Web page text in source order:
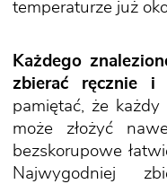
temperaturze już
Każdego
zbierać ręcznie i
pamiętać, że
może złożyć
bezskorupowe
Najwygodniej